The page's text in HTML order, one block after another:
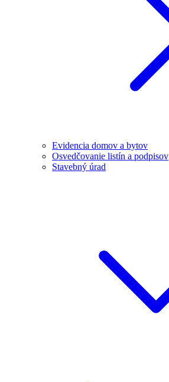
Evidencia domov a bytov
Osvedčovanie listín a podpisov
Stavebný úrad